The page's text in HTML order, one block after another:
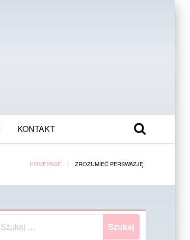
KONTAKT
HOMEPAGE ZROZUMIEĆ PERSWAZJĘ